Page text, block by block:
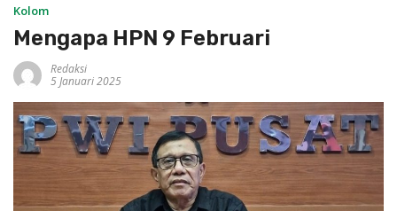
Kolom
Mengapa HPN 9 Februari
Redaksi
5 Januari 2025